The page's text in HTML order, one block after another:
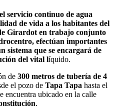
servicio continuo de agua
de vida a los habitantes del
Girardot en trabajo conjunto
efectúan importantes
sistema que se encargará de
del vital líquido.
de 300 metros de tubería de 4
el pozo de Tapa Tapa hasta el
encuentra ubicado en la calle
.